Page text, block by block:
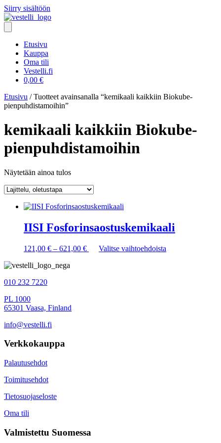
Siirry sisältöön
Etusivu
Kauppa
Oma tili
Vestelli.fi
0,00 €
Etusivu / Tuotteet avainsanalla “kemikaali kaikkiin Biokube-
pienpuhdistamoihin”
kemikaali kaikkiin Biokube-
pienpuhdistamoihin
Näytetään ainoa tulos
IISI Fosforinsaostuskemikaali
121,00 € – 621,00 €Hintaluokka:
Valitse vaihtoehdoista
010 232 7220
PL 1000
65301 Vaasa, Finland
info@vestelli.fi
Verkkokauppa
Palautusehdot
Toimitusehdot
Tietosuojaseloste
Oma tili
Valmistettu Suomessa